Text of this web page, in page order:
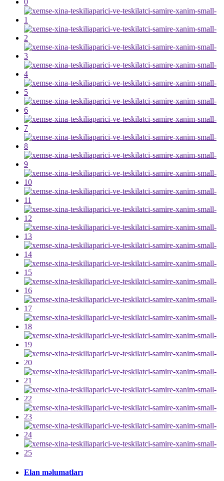
Elan məlumatları